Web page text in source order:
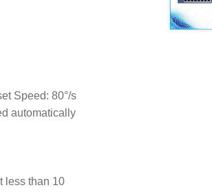
Speed: 80°/s
automatically
less than 10